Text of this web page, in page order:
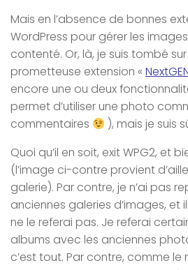
Mais en l’absence de bonnes
WordPress pour gérer les
contenté. Or, là, je suis tombé
prometteuse extension «
encore une ou deux
permet d’utiliser une photo
commentaires
), mais je suis
Quoi qu’il en soit, exit WPG2, et
(l’image ci-contre provient
galerie). Par contre, je n’ai pas
anciennes galeries d’images, et
ne le referai pas. Je referai
albums avec les anciennes
c’est tout. Par contre, comme